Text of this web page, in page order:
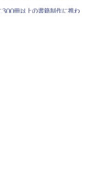
冊以上の書籍制作に携わ